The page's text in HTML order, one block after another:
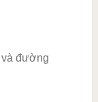
và đường